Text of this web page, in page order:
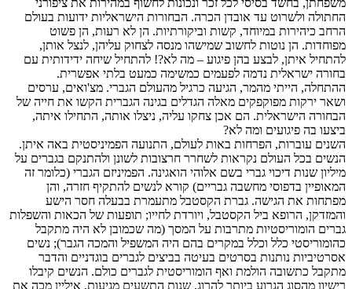
משפחתן, בחשד בסיסי לכל זכר ונכונות לחשוף במהירות את ציפורני
החתולה ולשרוט עד אובדן הכרה. הבחורות הישראליות ידועות בעולם
הרחב כיהירות במיוחד, קשות וביקורתיות. הן לא רעות, הן פשוט
מפוחדות. הן נוטות לחשוב שמישהו מנסה לצחוק עליהן, לנצל אותן,
להתחיל איתן, לבצע בהן פיגוע – מה לא?! להתחיל שיחה ידידותית עם
בחורה ישראלית נדמה לפעמים כמשימה כמעט בלתי אפשרית.
ההתחלה, הייתי מהמר, הגיעה כרגיל מהעולם הגברי. מצ'ואים, ערסים
ושאר ירקות מפוקפקים מאלה הגדלים בגינה הגברית הקשו את חייה של
הבחורה הישראלית. הם אכן צחקו עליה, ניצלו אותה, התחילו איתה,
ביצעו בה פיגועים ומה לא?
השנים עוברות, הפרחות באות לעולם, התנועה הפמיניסטית באה איתן.
הנשים בכל העולם נקראות לשחרר חרצובות לשונן ולהתנקם בגברים על
מיליון שנות דיכוי גברי בשם אלוהי הואגינה. הפמיניזם הגברי (כלומר זה
המאופיין בדפוסי מחשבה גבריים) קורא לנשים להתקיף חזרה, והן
מפתחות את הגישה. גברת הקסטבל מתעמרת בבעלה חסר הישע
והמזדקן, הרופא ביל הקסטבל, ויורדת לחייו; תופעות של הכאות והשפלות
גברים הומוריסטיות מתרבות על המסך (מה שכמובן לא היה מתקבל
כהומוריסטי כלל וכלל במקרים בהם היה המשפיל והמכה הגבר); נשים
אסרטיביות נותנות בסרטים בעיטה בביצים לגברים בוגדניים והדבר
מתקבל כתשובה הולמת ואף הומוריסטית לגברים כולם. הנשים קיבלו
רישיון מהסוג הגרוע ביותר להרוג. שנות התשעים מגיעות, איליין מכה את